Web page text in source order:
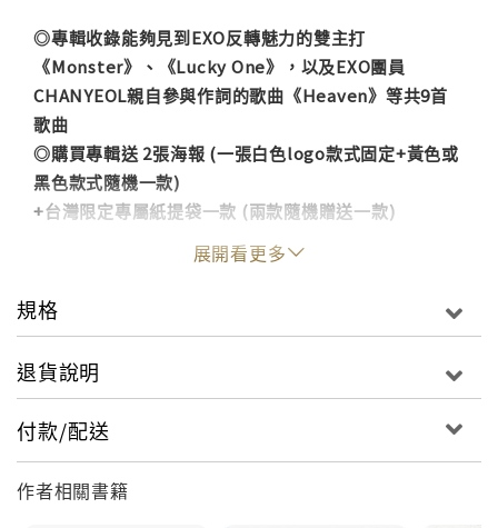
◎專輯收錄能夠見到EXO反轉魅力的雙主打
《Monster》、《Lucky One》，以及EXO團員
CHANYEOL親自參與作詞的歌曲《Heaven》等共9首
歌曲
◎購買專輯送 2張海報 (一張白色logo款式固定+黃色或
黑色款式隨機一款)
+台灣限定專屬紙提袋一款 (兩款隨機贈送一款)
贈品僅限首批 數量有限送完為止
雙主打歌之一《Monster》是一首既突顯了尖銳的鼓聲
也表現了幽暗而又新鮮的演唱風格的舞蹈曲目。對心愛
合，足以能夠體驗EXO強烈的引領潮流的氣質。
另外一首主打歌《Lucky One》是放克聲與時尚的舞蹈
趣地描述了抱著激動的心，尋找夢中情人的故事。
展開看更多
規格
退貨說明
付款/配送
作者相關書籍